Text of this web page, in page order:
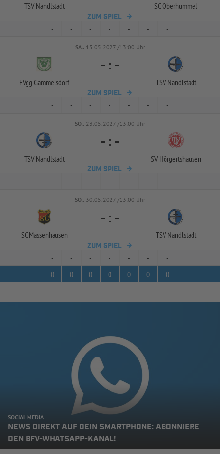
TSV Nandlstadt SC Oberhummel
ZUM SPIEL
- - - - - - -
SA.. 15.05.2027 /13:00 Uhr
FVgg Gammelsdorf
- : -
TSV Nandlstadt
ZUM SPIEL
- - - - - - -
SO.. 23.05.2027 /13:00 Uhr
TSV Nandlstadt
- : -
SV Hörgertshausen
ZUM SPIEL
- - - - - - -
SO.. 30.05.2027 /13:00 Uhr
SC Massenhausen
- : -
TSV Nandlstadt
ZUM SPIEL
- - - - - -
-
0
0 0 0 0 0 0
SOCIAL MEDIA
NEWS DIREKT AUF DEIN SMARTPHONE: ABONNIERE
DEN BFV-WHATSAPP-KANAL!